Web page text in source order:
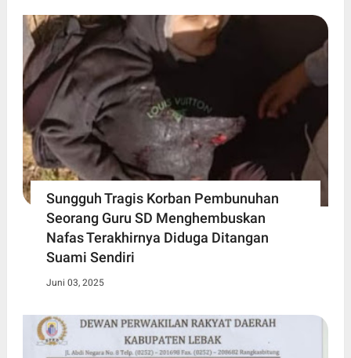
Sungguh Tragis Korban Pembunuhan
Seorang Guru SD Menghembuskan
Nafas Terakhirnya Diduga Ditangan
Suami Sendiri
Juni 03, 2025